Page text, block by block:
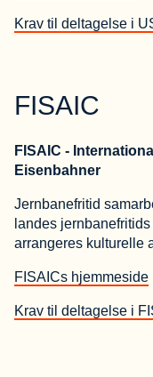
Krav til deltagelse i
FISAIC
FISAIC -
Eisenbahner
Jernbanefritid
landes
arrangeres kulturelle
FISAICs hjemmeside
Krav til deltagelse i